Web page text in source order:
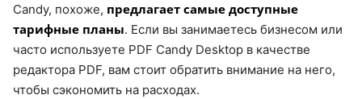
Candy, похоже, предлагает самые доступные
тарифные планы. Если вы занимаетесь бизнесом или
часто используете PDF Candy Desktop в качестве
редактора PDF, вам стоит обратить внимание на него,
чтобы сэкономить на расходах.